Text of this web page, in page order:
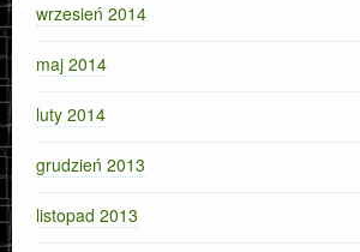
wrzesień 2014
maj 2014
luty 2014
grudzień 2013
listopad 2013